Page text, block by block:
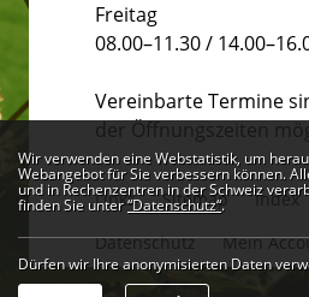
Freitag
08.00–11.30 /
Vereinbarte Termine
der Öffnungszeiten
Links Sitemap Index
Datenschutz
Mein
Webstatistik
Wir verwenden eine Webstatistik, um
Webangebot für Sie verbessern können.
und in Rechenzentren in der Schweiz
finden Sie unter“Datenschutz“.
Dürfen wir Ihre anonymisierten Daten